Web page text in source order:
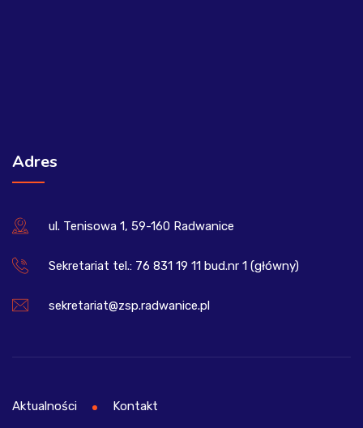
Adres
ul. Tenisowa 1, 59-160 Radwanice
Sekretariat tel.: 76 831 19 11 bud.nr 1 (główny)
sekretariat@zsp.radwanice.pl
Aktualności Kontakt